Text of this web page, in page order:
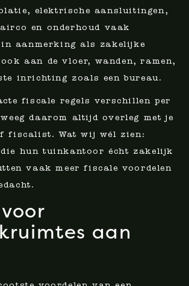
elektrische aansluitingen,
en onderhoud vaak
aanmerking als zakelijke
aan de vloer, wanden, ramen,
inrichting zoals een bureau.
fiscale regels verschillen per
daarom altijd overleg met je
fiscalist. Wat wij wél zien:
die hun tuinkantoor écht zakelijk
vaak meer fiscale voordelen
aan